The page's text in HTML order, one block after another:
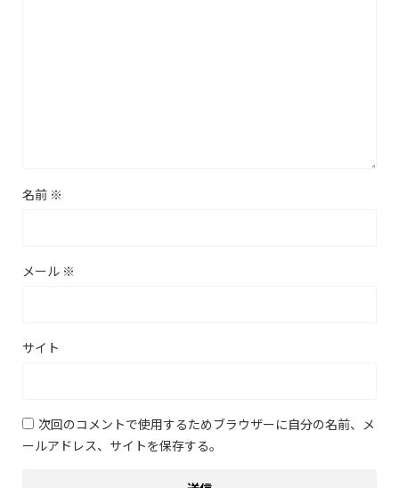
名前 ※
メール ※
サイト
次回のコメントで使用するためブラウザーに自分の名前、メ
ールアドレス、サイトを保存する。